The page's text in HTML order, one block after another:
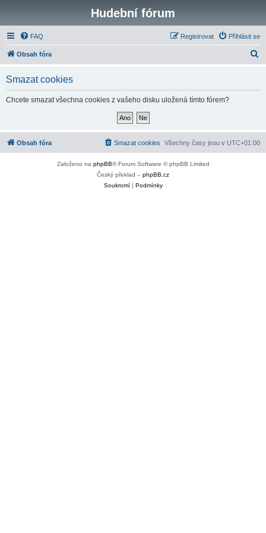
Hudební fórum
FAQ Přihlásit se
Registrovat
Obsah fóra
Smazat cookies
Chcete smazat všechna cookies z vašeho disku uložená tímto fórem?
Obsah fóra Všechny časy jsou v UTC+01:00
Smazat cookies
Založeno na phpBB® Forum Software © phpBB Limited
Český překlad – phpBB.cz
Soukromí| Podmínky